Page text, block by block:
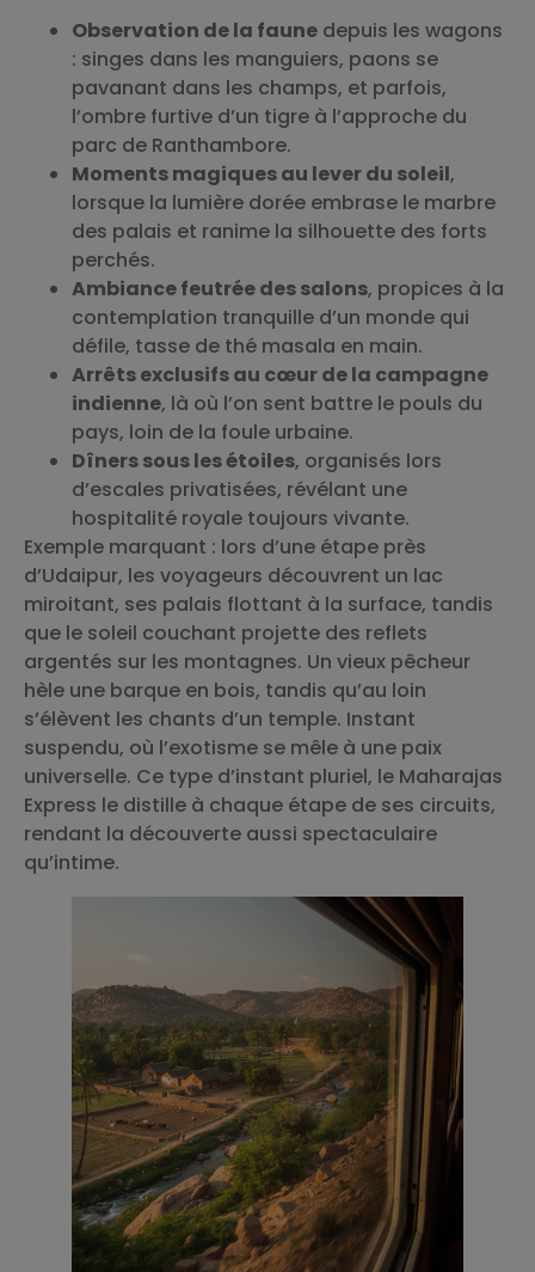
Observation de la faune depuis les wagons
: singes dans les manguiers, paons se
pavanant dans les champs, et parfois,
l’ombre furtive d’un tigre à l’approche du
parc de Ranthambore.
Moments magiques au lever du soleil,
lorsque la lumière dorée embrase le marbre
des palais et ranime la silhouette des forts
perchés.
Ambiance feutrée des salons, propices à la
contemplation tranquille d’un monde qui
défile, tasse de thé masala en main.
Arrêts exclusifs au cœur de la campagne
indienne, là où l’on sent battre le pouls du
pays, loin de la foule urbaine.
Dîners sous les étoiles, organisés lors
d’escales privatisées, révélant une
hospitalité royale toujours vivante.
Exemple marquant : lors d’une étape près
d’Udaipur, les voyageurs découvrent un lac
miroitant, ses palais flottant à la surface, tandis
que le soleil couchant projette des reflets
argentés sur les montagnes. Un vieux pêcheur
hèle une barque en bois, tandis qu’au loin
s’élèvent les chants d’un temple. Instant
suspendu, où l’exotisme se mêle à une paix
universelle. Ce type d’instant pluriel, le Maharajas
Express le distille à chaque étape de ses circuits,
rendant la découverte aussi spectaculaire
qu’intime.